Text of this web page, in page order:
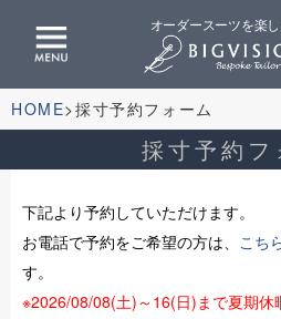
オーダースーツを楽
HOME 採寸予約フォーム
採寸予約フ
下記より予約していただけます。
お電話で予約をご希望の方は、 こち
す。
※2026/08/08(土)～16(日)まで夏期休